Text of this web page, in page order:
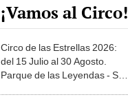
¡Vamos al Circo!
Circo de las Estrellas 2026:
del 15 Julio al 30 Agosto.
Parque de las Leyendas - San